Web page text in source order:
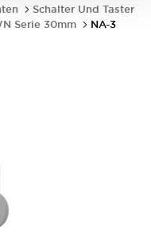
Schalter Und Taster
Serie 30mm NA-3